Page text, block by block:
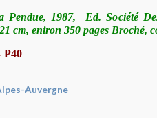
Pendue, 1987, Ed. Société
cm, eniron 350 pages Broché,
P40
Auvergne